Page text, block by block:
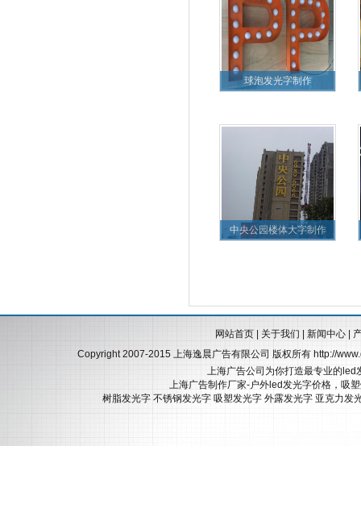
球泡发光字制作
中央公园楼体大字制作
网站首页| 关于我们 新闻中心|
Copyright 2007-2015 上海逸晨广告有限公司 版权所有 http://
上海广告公司为你打造最专业的
上海广告制作厂家-户外led发光字价格，吸
树脂发光字 不锈钢发光字 吸塑发光字 外露发光字 亚克力发